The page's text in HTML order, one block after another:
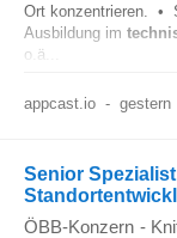
Ort konzentrieren. •
Ausbildung im
o.ä...
appcast.io - gestern
Senior
ÖBB-Konzern -